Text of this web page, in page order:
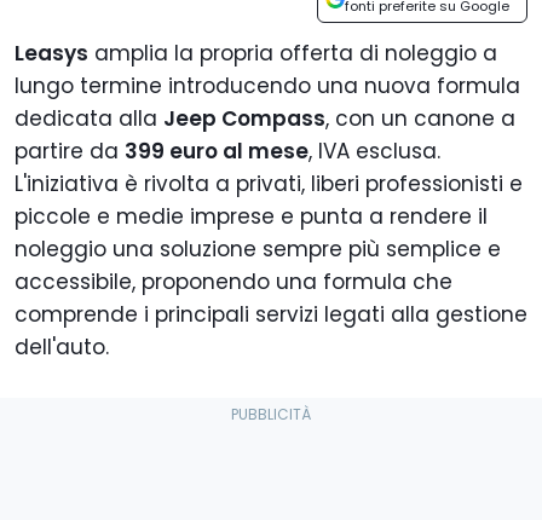
fonti preferite su Google
Leasys amplia la propria offerta di noleggio a
lungo termine introducendo una nuova formula
dedicata alla Jeep Compass, con un canone a
partire da 399 euro al mese, IVA esclusa.
L'iniziativa è rivolta a privati, liberi professionisti e
piccole e medie imprese e punta a rendere il
noleggio una soluzione sempre più semplice e
accessibile, proponendo una formula che
comprende i principali servizi legati alla gestione
dell'auto.